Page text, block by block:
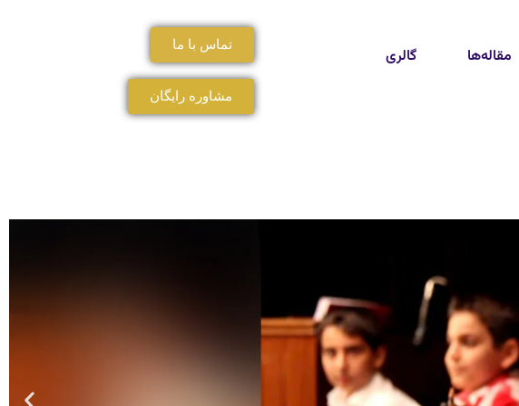
مقاله‌ها گالری
تماس با ما
مشاوره رایگان